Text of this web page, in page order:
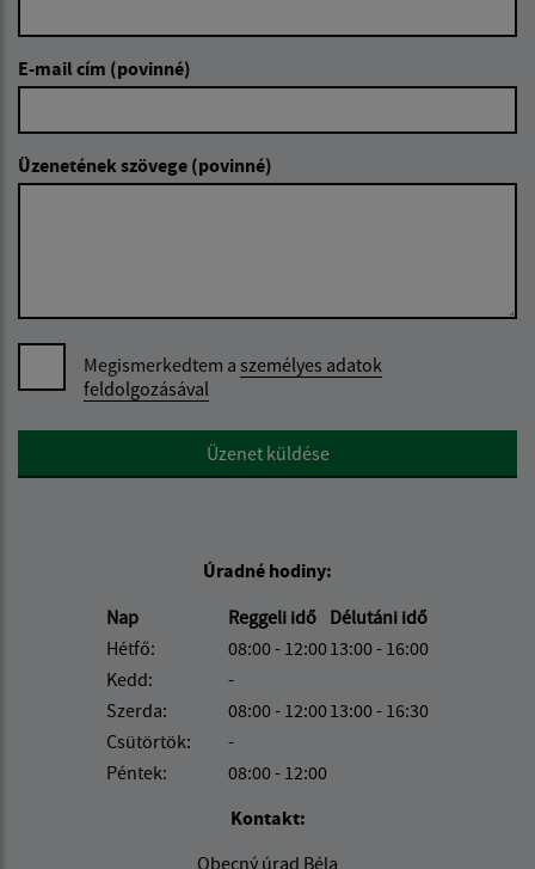
E-mail cím (povinné)
Üzenetének szövege (povinné)
Megismerkedtem a személyes adatok
feldolgozásával
Google reCaptcha ResponseÜzenet küldése
Úradné hodiny:
Nap
Reggeli idő Délutáni idő
Hétfő:
08:00 - 12:0013:00 - 16:00
Kedd:
-
Szerda:
08:00 - 12:0013:00 - 16:30
Csütörtök:
-
Péntek:
08:00 - 12:00
Kontakt:
Obecný úrad Béla